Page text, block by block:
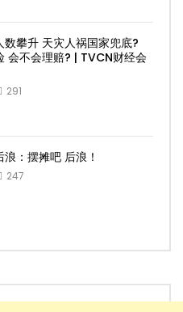
数攀升 天灾人祸国家兜底?
会不会理赔? | TVCN财经会
291
：摆摊吧 后浪！
247